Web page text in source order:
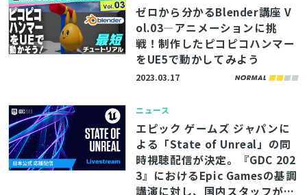
ゼロから分かるBlender講座 V
ol.03―アニメーションに挑
戦！制作したピコピコハンマー
をUE5で動かしてみよう
2023.03.17
ニュース
エピック ゲームズ ジャパンに
よる「State of Unreal」の同
時視聴配信が決定。『GDC 202
3』におけるEpic Gamesの基調
講演に対し、国内スタッフが補